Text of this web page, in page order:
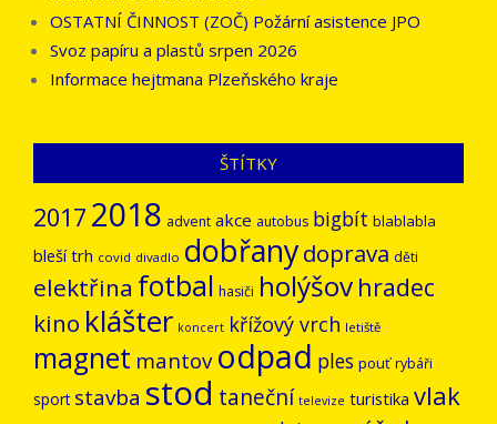
OSTATNÍ ČINNOST (ZOČ) Požární asistence JPO
Svoz papíru a plastů srpen 2026
Informace hejtmana Plzeňského kraje
ŠTÍTKY
2017 2018 advent akce autobus bigbít blablabla
bleší trh covid divadlo dobřanydoprava děti
elektřina fotbal hasiči holýšov hradec
kino klášter koncert křížový vrch letiště
magnet mantov odpad ples pouť rybáři
sport stavba stod taneční televize turistika vlak